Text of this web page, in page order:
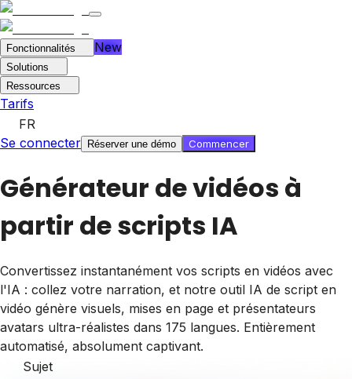
Fonctionnalités New
Solutions
Ressources
Tarifs
FR
Se connecter
Réserver une démo Commencer
Générateur de vidéos à
partir de scripts IA
Convertissez instantanément vos scripts en vidéos avec
l'IA : collez votre narration, et notre outil IA de script en
vidéo génère visuels, mises en page et présentateurs
avatars ultra-réalistes dans 175 langues. Entièrement
automatisé, absolument captivant.
Sujet